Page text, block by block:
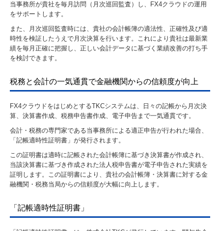
当事務所が貴社を毎月訪問（月次巡回監査）し、FX4クラウドの運用
をサポートします。
また、月次巡回監査時には、貴社の会計帳簿の適法性、正確性及び適
時性を検証したうえで月次決算を行います。これにより貴社は最新業
績を毎月正確に把握し、正しい会計データに基づく業績改善の打ち手
を検討できます。
税務と会計の一気通貫で金融機関からの信頼度が向上
FX4クラウドをはじめとするTKCシステムは、日々の記帳から月次決
算、決算書作成、税務申告書作成、電子申告まで一気通貫です。
会計・税務の専門家である当事務所による適正申告が行われた場合、
「記帳適時性証明書」が発行されます。
この証明書は適時に記帳された会計帳簿に基づき決算書が作成され、
当該決算書に基づき作成された法人税申告書が電子申告された実績を
証明します。この証明書により、貴社の会計帳簿・決算書に対する金
融機関・税務当局からの信頼度が大幅に向上します。
「記帳適時性証明書」